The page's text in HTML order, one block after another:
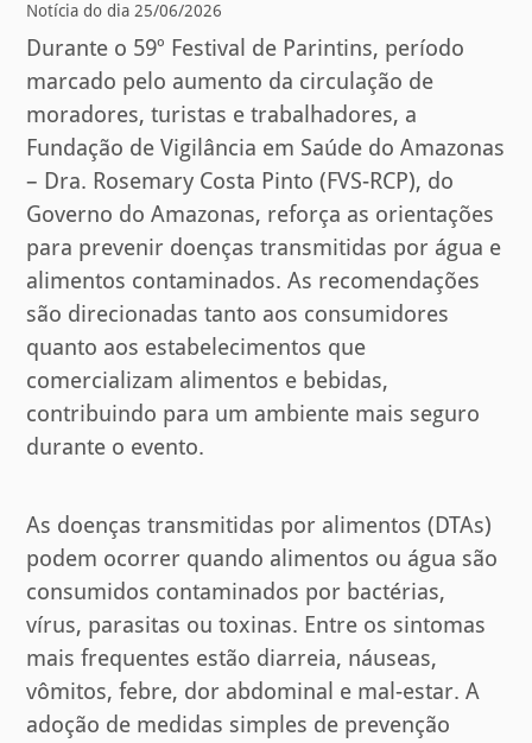
Notícia do dia 25/06/2026
Durante o 59º Festival de Parintins, período
marcado pelo aumento da circulação de
moradores, turistas e trabalhadores, a
Fundação de Vigilância em Saúde do Amazonas
– Dra. Rosemary Costa Pinto (FVS-RCP), do
Governo do Amazonas, reforça as orientações
para prevenir doenças transmitidas por água e
alimentos contaminados. As recomendações
são direcionadas tanto aos consumidores
quanto aos estabelecimentos que
comercializam alimentos e bebidas,
contribuindo para um ambiente mais seguro
durante o evento.
As doenças transmitidas por alimentos (DTAs)
podem ocorrer quando alimentos ou água são
consumidos contaminados por bactérias,
vírus, parasitas ou toxinas. Entre os sintomas
mais frequentes estão diarreia, náuseas,
vômitos, febre, dor abdominal e mal-estar. A
adoção de medidas simples de prevenção